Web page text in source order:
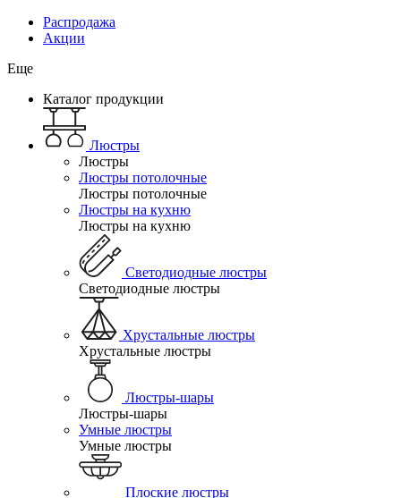
Распродажа
Акции
Еще
Каталог продукции
Люстры
Люстры
Люстры потолочные
Люстры потолочные
Люстры на кухню
Люстры на кухню
Светодиодные люстры
Светодиодные люстры
Хрустальные люстры
Хрустальные люстры
Люстры-шары
Люстры-шары
Умные люстры
Умные люстры
Плоские люстры